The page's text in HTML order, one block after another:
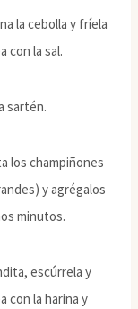
la cebolla y fríela
con la sal.
sartén.
los champiñones
y agrégalos
minutos.
escúrrela y
con la harina y